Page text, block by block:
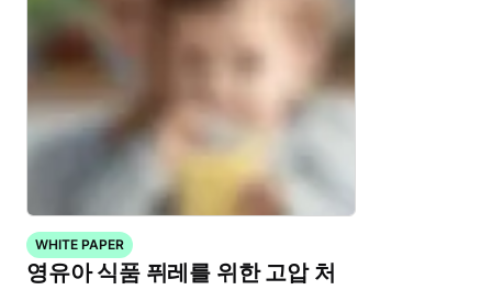
WHITE PAPER
영유아 식품 퓌레를 위한 고압 처